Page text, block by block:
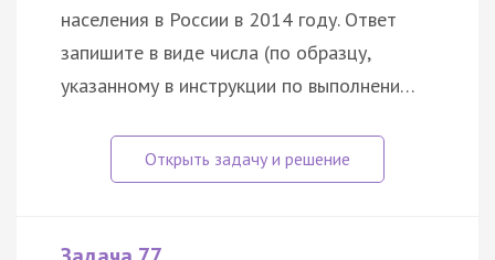
населения в России в 2014 году. Ответ
запишите в виде числа (по образцу,
указанному в инструкции по выполнени…